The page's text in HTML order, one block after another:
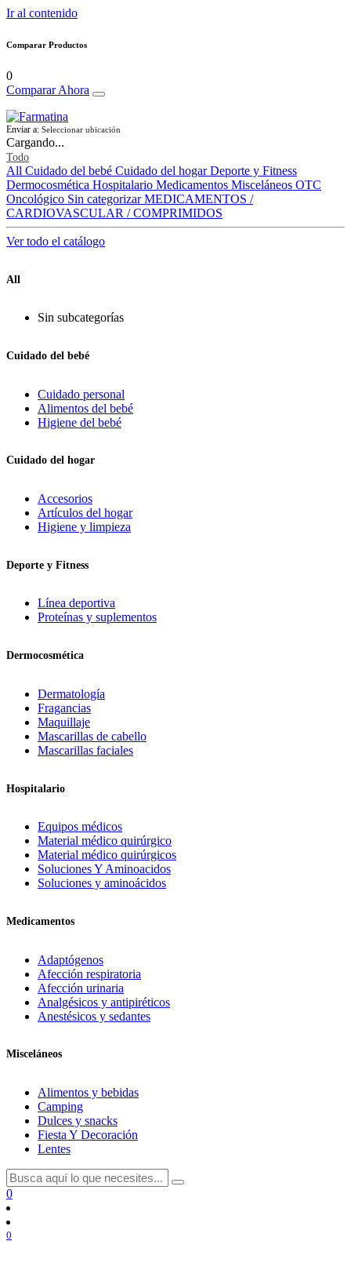
Ir al contenido
Comparar Productos
0
Comparar Ahora
Enviar a: Seleccionar ubicación
Cargando...
Todo
All Cuidado del bebé Cuidado del hogar Deporte y Fitness
Dermocosmética Hospitalario Medicamentos Misceláneos OTC
Oncológico Sin categorizar MEDICAMENTOS /
CARDIOVASCULAR / COMPRIMIDOS
Ver todo el catálogo
All
Sin subcategorías
Cuidado del bebé
Cuidado personal
Alimentos del bebé
Higiene del bebé
Cuidado del hogar
Accesorios
Artículos del hogar
Higiene y limpieza
Deporte y Fitness
Línea deportiva
Proteínas y suplementos
Dermocosmética
Dermatología
Fragancias
Maquillaje
Mascarillas de cabello
Mascarillas faciales
Hospitalario
Equipos médicos
Material médico quirúrgico
Material médico quirúrgicos
Soluciones Y Aminoacidos
Soluciones y aminoácidos
Medicamentos
Adaptógenos
Afección respiratoria
Afección urinaria
Analgésicos y antipiréticos
Anestésicos y sedantes
Misceláneos
Alimentos y bebidas
Camping
Dulces y snacks
Fiesta Y Decoración
Lentes
0
0